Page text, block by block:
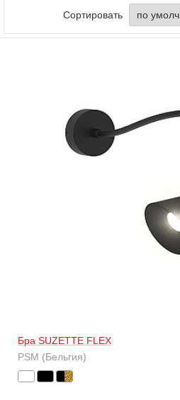
Сортировать
Бра SUZETTE FLEX
PSM (Бельгия)